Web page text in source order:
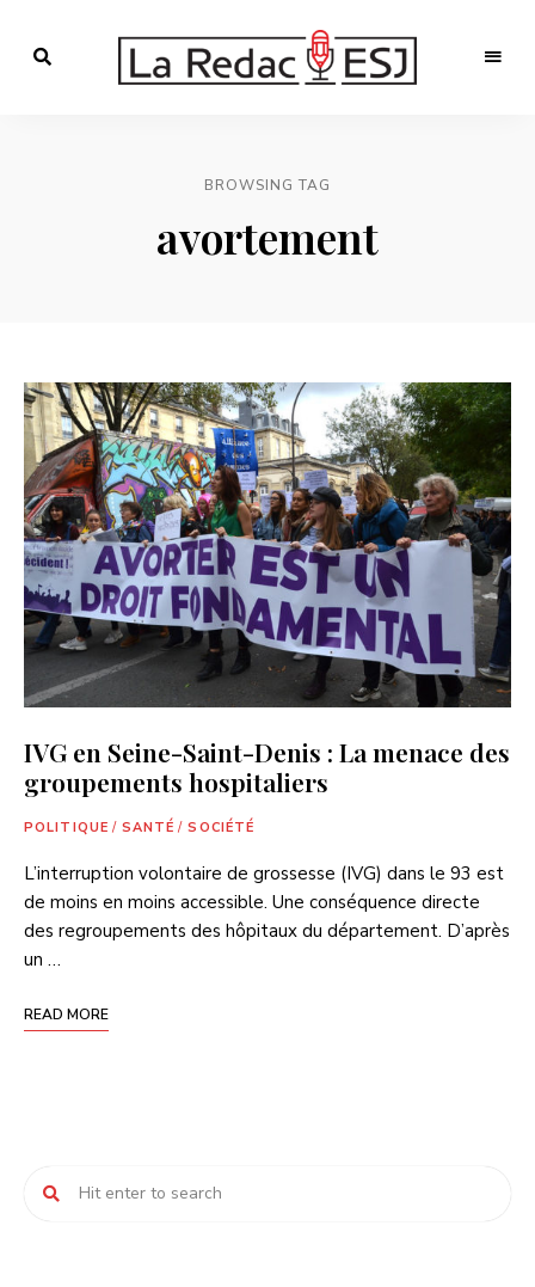
REDAC-BROWSING TAG
avortement
IVG en Seine-Saint-Denis : La menace des
groupements hospitaliers
POLITIQUE / SANTÉ / SOCIÉTÉ
L’interruption volontaire de grossesse (IVG) dans le 93 est
de moins en moins accessible. Une conséquence directe
des regroupements des hôpitaux du département. D’après
un …
READ MORE